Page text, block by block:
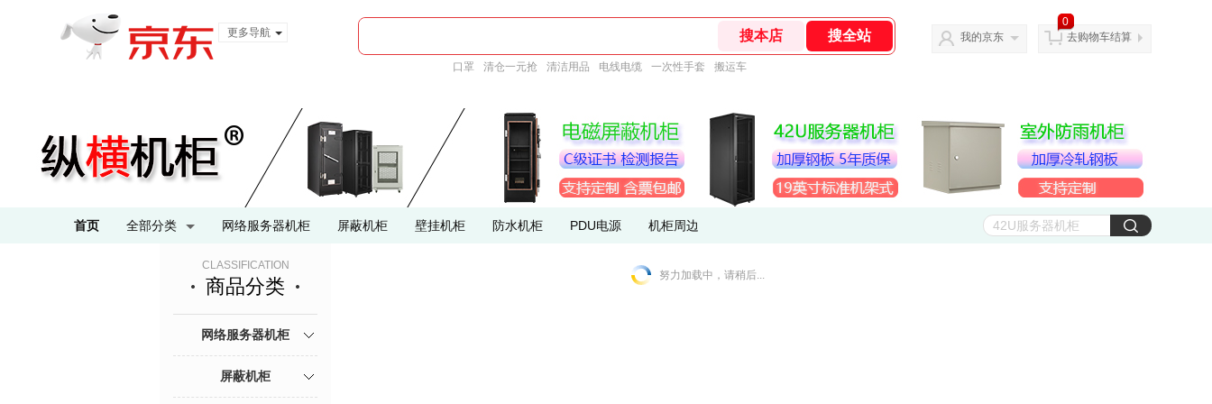
更多导航
口罩 清仓一元抢 清洁用品 电线电缆 一次性手套 搬运车
我的京东
0
去购物车结算
首页 全部分类 网络服务器机柜 屏蔽机柜 壁挂机柜 防水机柜 PDU电源 机柜周边
CLASSIFICATION
商品分类
网络服务器机柜
屏蔽机柜
努力加载中，请稍后...